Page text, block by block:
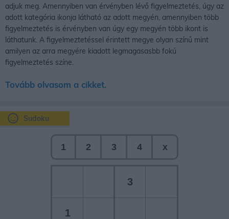
Sudoku
1 2 3 4 x
3
1
adjuk meg. Amennyiben van érvényben lévő figyelmeztetés, úgy az
adott kategória ikonja látható az adott megyén, amennyiben több
figyelmeztetés is érvényben van úgy egy megyén több ikont is
láthatunk. A figyelmeztetéssel érintett megye olyan színű mint
amilyen az arra megyére kiadott legmagasasbb fokú
figyelmeztetés színe.
Tovább olvasom a cikket.